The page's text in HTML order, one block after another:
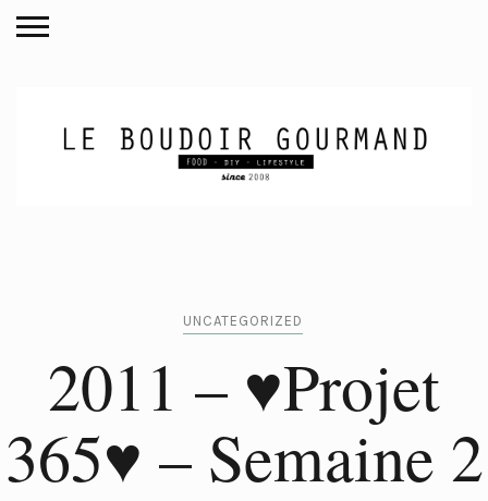
UNCATEGORIZED
2011 – ♥Projet
365♥ – Semaine 2